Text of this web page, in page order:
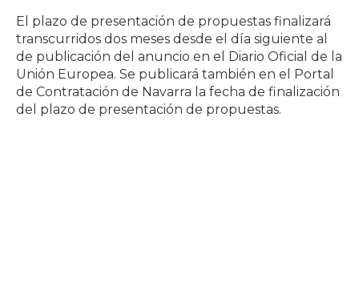
El plazo de presentación de propuestas finalizará
transcurridos dos meses desde el día siguiente al
de publicación del anuncio en el Diario Oficial de la
Unión Europea. Se publicará también en el Portal
de Contratación de Navarra la fecha de finalización
del plazo de presentación de propuestas.